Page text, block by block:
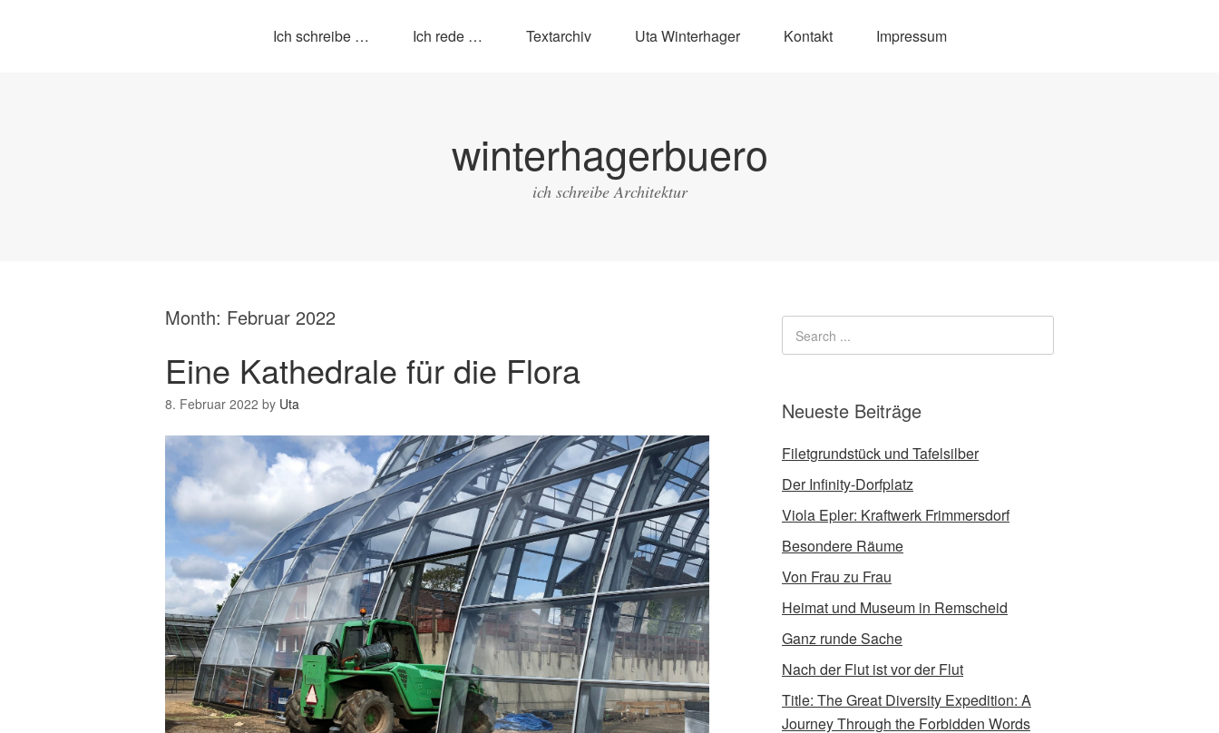
Ich schreibe … Ich rede … Textarchiv Uta Winterhager Kontakt Impressum
winterhagerbuero
ich schreibe Architektur
Month: Februar 2022
Eine Kathedrale für die Flora
8. Februar 2022 by Uta Neueste Beiträge
Filetgrundstück und Tafelsilber
Der Infinity-Dorfplatz
Viola Epler: Kraftwerk Frimmersdorf
Besondere Räume
Von Frau zu Frau
Heimat und Museum in Remscheid
Ganz runde Sache
Nach der Flut ist vor der Flut
Title: The Great Diversity Expedition: A
Journey Through the Forbidden Words